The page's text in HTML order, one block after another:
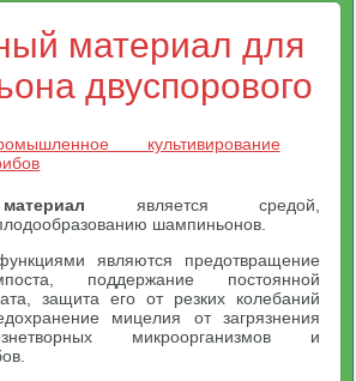
материал для
двуспорового
культивирование
является средой,
шампиньонов.
являются предотвращение
поддержание постоянной
защита его от резких колебаний
мицелия от загрязнения
микроорганизмов и